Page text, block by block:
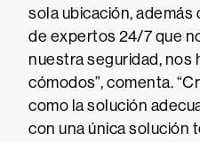
sola ubicación,
de expertos 24/7 que
nuestra seguridad, nos
cómodos”, comenta.
como la solución
con una única solución